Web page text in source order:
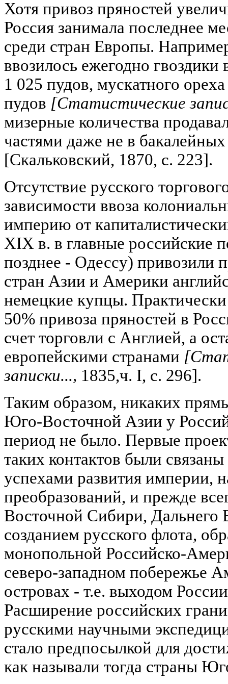
Хотя привоз пряностей
Россия занимала последнее
среди стран Европы.
ввозилось ежегодно
1 025 пудов, мускатного
пудов [Статистические
мизерные количества
частями даже не в бакалейных
[Скальковский, 1870, с. 223].
Отсутствие русского
зависимости ввоза
империю от
XIX в. в главные российские
позднее - Одессу) привозили
стран Азии и Америки
немецкие купцы.
50% привоза пряностей в
счет торговли с Англией, а
европейскими странами
записки..., 1835,ч. I, с. 296].
Таким образом, никаких
Юго-Восточной Азии у
период не было. Первые
таких контактов были
успехами развития империи,
преобразований, и прежде
Восточной Сибири, Дальнего
созданием русского флота,
монопольной Российско-
северо-западном побережье
островах - т.е. выходом
Расширение российских
русскими научными
стало предпосылкой для
как называли тогда страны